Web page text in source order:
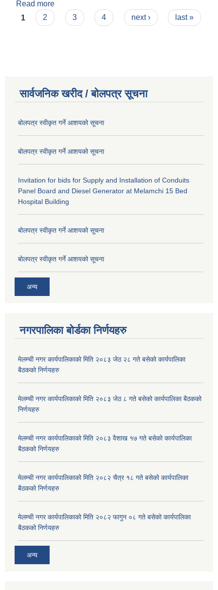
Read more
Pages
1 2 3 4 next › last »
सार्वजनिक खरीद / बोलपत्र सूचना
बोलपत्र स्वीकृत गर्ने आशयको सूचना
बोलपत्र स्वीकृत गर्ने आशयको सूचना
Invitation for bids for Supply and Installation of Conduits
Panel Board and Diesel Generator at Melamchi 15 Bed
Hospital Building
बोलपत्र स्वीकृत गर्ने आशयको सूचना
बोलपत्र स्वीकृत गर्ने आशयको सूचना
अन्य
नगरपालिका बोर्डका निर्णयहरु
मेलम्ची नगर कार्यपालिकाको मिति २०८३ जेठ २८ गते बसेको कार्यपालिका
बैठकको निर्णयहरु
मेलम्ची नगर कार्यपालिकाको मिति २०८३ जेठ ८ गते बसेको कार्यपालिका बैठकको
निर्णयहरु
मेलम्ची नगर कार्यपालिकाको मिति २०८३ वैशाख १७ गते बसेको कार्यपालिका
बैठकको निर्णयहरु
मेलम्ची नगर कार्यपालिकाको मिति २०८२ चैत्र १८ गते बसेको कार्यपालिका
बैठकको निर्णयहरु
मेलम्ची नगर कार्यपालिकाको मिति २०८२ फागुन ०८ गते बसेको कार्यपालिका
बैठकको निर्णयहरु
अन्य